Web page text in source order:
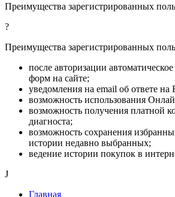
Преимущества зарегистрированных
?
Преимущества зарегистрированных
после авторизации
форм на сайте;
уведомления на email об ответе
возможность использования
возможность получения платной
диагноста;
возможность сохранения
истории недавно выбранных;
ведение истории покупок в
J
Главная